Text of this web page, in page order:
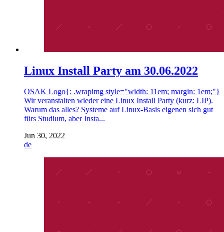
Linux Install Party am 30.06.2022
OSAK Logo{: .wrapimg style="width: 11em; margin: 1em;"}
Wir veranstalten wieder eine Linux Install Party (kurz: LIP).
Warum das alles? Systeme auf Linux-Basis eigenen sich gut
fürs Studium, aber Insta...
Jun 30, 2022
de